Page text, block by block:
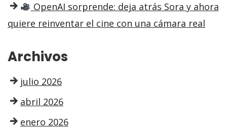
OpenAI sorprende: deja atrás Sora y ahora
quiere reinventar el cine con una cámara real
Archivos
julio 2026
abril 2026
enero 2026